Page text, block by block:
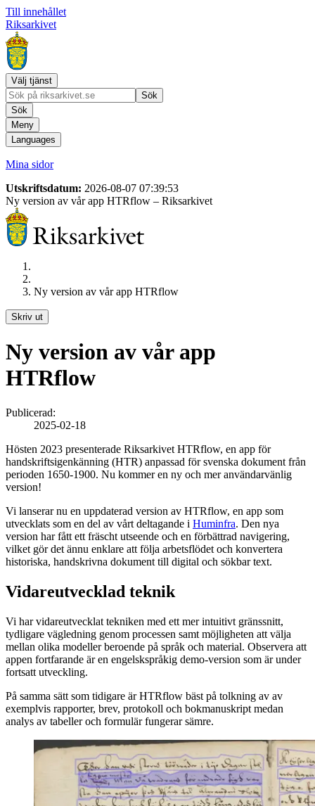
Till innehållet
Riksarkivet
Välj tjänst
Sök
Sök
Meny
Languages
Mina sidor
Utskriftsdatum: 2026-08-07 07:39:53
Ny version av vår app HTRflow – Riksarkivet
Ny version av vår app HTRflow
Skriv ut
Ny version av vår app
HTRflow
Publicerad:
2025-02-18
Hösten 2023 presenterade Riksarkivet HTRflow, en app för
handskriftsigenkänning (HTR) anpassad för svenska dokument från
perioden 1650-1900. Nu kommer en ny och mer användarvänlig
version!
Vi lanserar nu en uppdaterad version av HTRflow, en app som
utvecklats som en del av vårt deltagande i Huminfra. Den nya
version har fått ett fräscht utseende och en förbättrad navigering,
vilket gör det ännu enklare att följa arbetsflödet och konvertera
historiska, handskrivna dokument till digital och sökbar text.
Vidareutvecklad teknik
Vi har vidareutvecklat tekniken med ett mer intuitivt gränssnitt,
tydligare vägledning genom processen samt möjligheten att välja
mellan olika modeller beroende på språk och material. Observera att
appen fortfarande är en engelskspråkig demo-version som är under
fortsatt utveckling.
På samma sätt som tidigare är HTRflow bäst på tolkning av av
exemplvis rapporter, brev, protokoll och bokmanuskript medan
analys av tabeller och formulär fungerar sämre.